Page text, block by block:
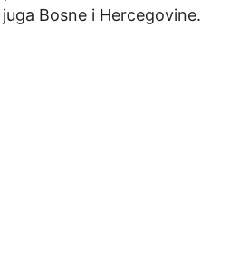
Bosne i Hercegovine.